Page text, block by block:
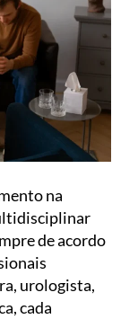
na
de acordo
urologista,
cada